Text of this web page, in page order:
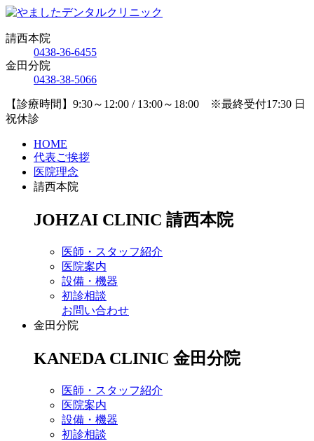
請西本院
0438-36-6455
金田分院
0438-38-5066
【診療時間】9:30～12:00 / 13:00～18:00 ※最終受付17:30 日
祝休診
HOME
代表ご挨拶
医院理念
請西本院
JOHZAI CLINIC 請西本院
医師・スタッフ紹介
医院案内
設備・機器
初診相談
お問い合わせ
金田分院
KANEDA CLINIC 金田分院
医師・スタッフ紹介
医院案内
設備・機器
初診相談